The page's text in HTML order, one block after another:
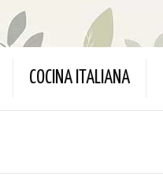
COCINA ITALIANA